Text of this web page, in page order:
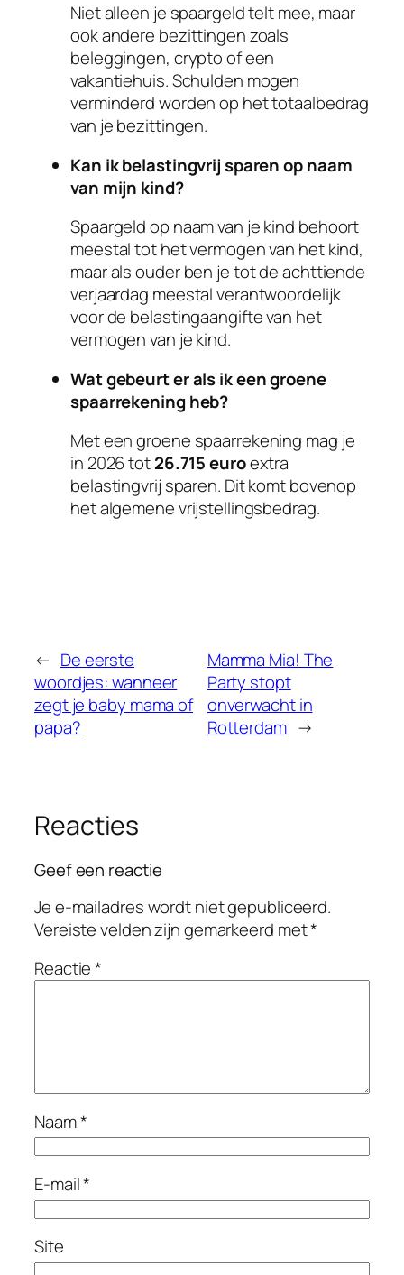
Niet alleen je spaargeld telt mee, maar
ook andere bezittingen zoals
beleggingen, crypto of een
vakantiehuis. Schulden mogen
verminderd worden op het totaalbedrag
van je bezittingen.
Kan ik belastingvrij sparen op naam
van mijn kind?
Spaargeld op naam van je kind behoort
meestal tot het vermogen van het kind,
maar als ouder ben je tot de achttiende
verjaardag meestal verantwoordelijk
voor de belastingaangifte van het
vermogen van je kind.
Wat gebeurt er als ik een groene
spaarrekening heb?
Met een groene spaarrekening mag je
in 2026 tot26.715 euroextra
belastingvrij sparen. Dit komt bovenop
het algemene vrijstellingsbedrag.
← De eerste
woordjes: wanneer
zegt je baby mama of
papa?
Mamma Mia! The
Party stopt
onverwacht in
Rotterdam →
Reacties
Geef een reactie
Je e-mailadres wordt niet gepubliceerd.
Vereiste velden zijn gemarkeerd met*
Reactie*
Naam*
E-mail*
Site